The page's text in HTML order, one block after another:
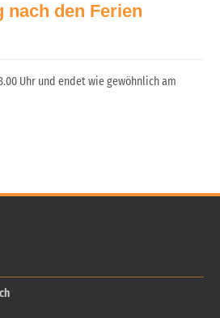
nach den Ferien
Uhr und endet wie gewöhnlich am